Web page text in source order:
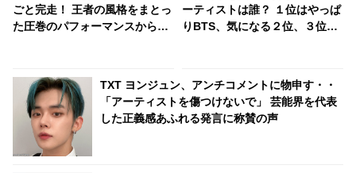
ごと完走！ 王者の風格をまとっ
た圧巻のパフォーマンスからフ
ぷりレポート！「THE Bは俺の
だから…」 ファンへの愛情があ
ふれて止まらないメンバーたち
に悶絶！ 感動のサプライズも
ーティストは誰？ １位はやっぱ
りBTS、気になる２位、３位
ン！ 各国の個性あふれるデータ
に注目殺到
TXT ヨンジュン、アンチコメントに物申す・・
「アーティストを傷つけないで」 芸能界を代表
した正義感あふれる発言に称賛の声